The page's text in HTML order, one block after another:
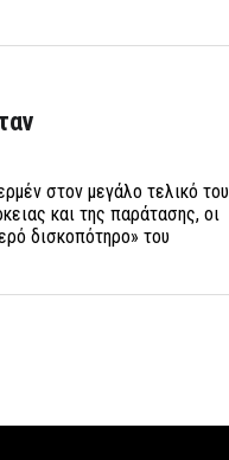
στον μεγάλο τελικό του
και της παράτασης, οι
δισκοπότηρο» του